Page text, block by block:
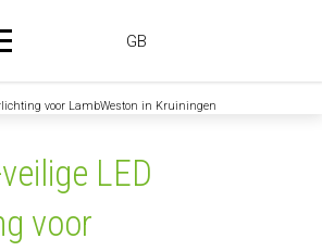
GB
voor LambWeston in Kruiningen
LED
voor